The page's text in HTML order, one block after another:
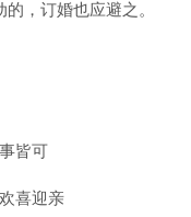
，订婚也应避之。
皆可
喜迎亲